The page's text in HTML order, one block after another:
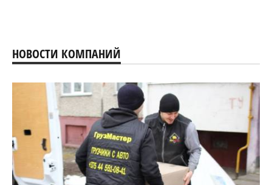
НОВОСТИ КОМПАНИЙ